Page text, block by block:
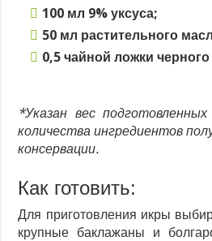
100 мл 9% уксуса;
50 мл растительного
0,5 чайной ложки
*Указан вес
количества ингредиентов
консервации.
Как готовить:
Для приготовления икры
крупные баклажаны и